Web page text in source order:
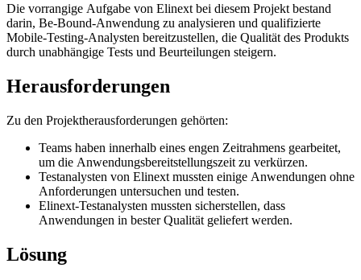
Die vorrangige Aufgabe von Elinext bei diesem Projekt bestand
darin, Be-Bound-Anwendung zu analysieren und qualifizierte
Mobile-Testing-Analysten bereitzustellen, die Qualität des Produkts
durch unabhängige Tests und Beurteilungen steigern.
Herausforderungen
Zu den Projektherausforderungen gehörten:
Teams haben innerhalb eines engen Zeitrahmens gearbeitet,
um die Anwendungsbereitstellungszeit zu verkürzen.
Testanalysten von Elinext mussten einige Anwendungen ohne
Anforderungen untersuchen und testen.
Elinext-Testanalysten mussten sicherstellen, dass
Anwendungen in bester Qualität geliefert werden.
Lösung